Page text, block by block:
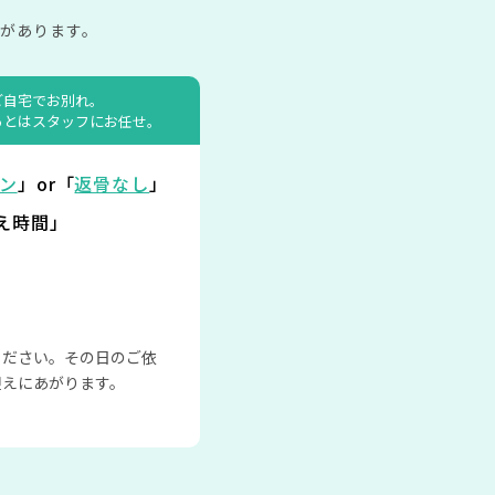
あります。
宅でお別れ。
はスタッフにお任せ。
」or「返骨なし」
間」
さい。その日のご依
にあがります。